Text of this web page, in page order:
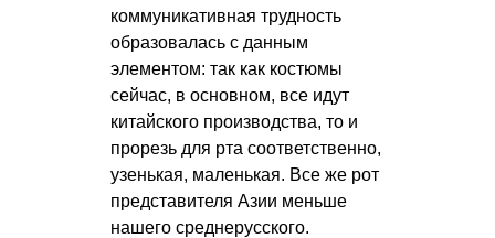
коммуникативная трудность
образовалась с данным
элементом: так как костюмы
сейчас, в основном, все идут
китайского производства, то и
прорезь для рта соответственно,
узенькая, маленькая. Все же рот
представителя Азии меньше
нашего среднерусского.